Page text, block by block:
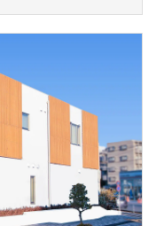
バリアフリー